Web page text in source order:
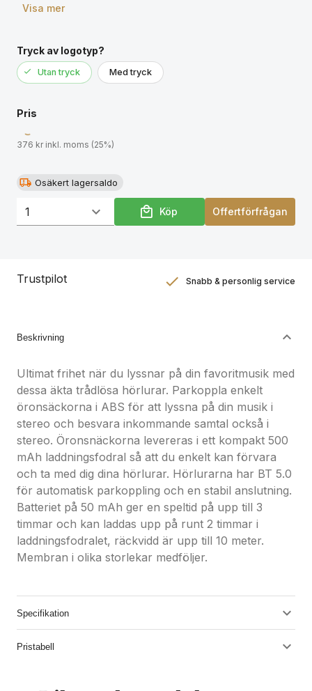
stereo. Öronsnäckorna levereras i ett kompakt 500
och ta med dig dina hörlurar. Hörlurarna har BT 5.0
för automatisk parkoppling och en stabil anslutning.
Batteriet på 50 mAh ger en speltid på upp till 3
laddningsfodralet, räckvidd är upp till 10 meter.
Membran i olika storlekar medföljer.
Visa mer
Tryck av logotyp?
Utan tryck Med tryck
Pris
376 kr inkl. moms (25%)
Osäkert lagersaldo
Köp Offertförfrågan
Trustpilot Snabb & personlig service
Beskrivning
Ultimat frihet när du lyssnar på din favoritmusik med
dessa äkta trådlösa hörlurar. Parkoppla enkelt
öronsäckorna i ABS för att lyssna på din musik i
stereo och besvara inkommande samtal också i
stereo. Öronsnäckorna levereras i ett kompakt 500
mAh laddningsfodral så att du enkelt kan förvara
och ta med dig dina hörlurar. Hörlurarna har BT 5.0
för automatisk parkoppling och en stabil anslutning.
Batteriet på 50 mAh ger en speltid på upp till 3
timmar och kan laddas upp på runt 2 timmar i
laddningsfodralet, räckvidd är upp till 10 meter.
Membran i olika storlekar medföljer.
Specifikation
Pristabell